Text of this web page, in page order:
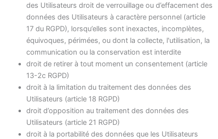
des Utilisateurs droit de verrouillage ou d’effacement des
données des Utilisateurs à caractère personnel (article
17 du RGPD), lorsqu’elles sont inexactes, incomplètes,
équivoques, périmées, ou dont la collecte, l'utilisation, la
communication ou la conservation est interdite
droit de retirer à tout moment un consentement (article
13-2c RGPD)
droit à la limitation du traitement des données des
Utilisateurs (article 18 RGPD)
droit d’opposition au traitement des données des
Utilisateurs (article 21 RGPD)
droit à la portabilité des données que les Utilisateurs